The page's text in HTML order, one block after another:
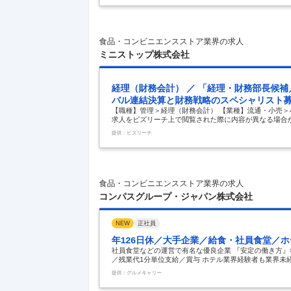
／全国約14,500店舗を展開／年休120日（基本土日休
ドサイド、ビルイン、面積など）、出店業態ごとにあ
食品・コンビニエンスストア業界の求人
ミニストップ株式会社
経理（財務会計） ／ 「経理・財務部長候
バル連結決算と財務戦略のスペシャリスト
【職種】管理＞経理（財務会計） 【業種】流通・小売
求人をビズリーチ上で閲覧された際に内容が異なる場合
社は次世代の店舗形態を見据えたプロジェクトを推進
ます。 この変革期において、組織の要となる財務・経
し、実務の陣頭指揮を執って組織を牽引いただける即
だくことを期待しております。 ＜主な業務内容＞ ①財
提供：ビズリーチ
食品・コンビニエンスストア業界の求人
コンパスグループ・ジャパン株式会社
NEW 正社員
年126日休／大手企業／給食・社員食堂／
社員食堂などの運営で有名な優良企業 『安定の働き方
／残業代1分単位支給／賞与 ホテル業界経験者も業界未
活かして活躍できる職場！ ★住友不動産が運営する「
テルで募集開始！ ・ハイグレードホテル（羽田空港、
テル（芝公園） 上記ホテル内レストランを当社（コン
提供：グルメキャリー